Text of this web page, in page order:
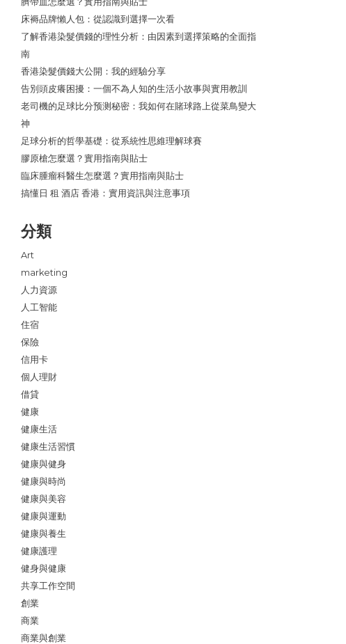
床褥品牌懶人包：從認識到選擇一次看
了解香港染髮價錢的理性分析：由因素到選擇策略的全面指
南
香港染髮價錢大公開：我的經驗分享
告別頭皮癢困擾：一個不為人知的生活小故事與實用教訓
老司機的足球比分预测秘密：我如何在賭球路上從菜鳥變大
神
足球分析的哲學基礎：從系統性思維理解球賽
膠原槍怎麼選？實用指南與貼士
臨床腫瘤科醫生怎麼選？實用指南與貼士
搞懂日 租 酒店 香港：實用資訊與注意事項
分類
Art
marketing
人力資源
人工智能
住宿
保險
信用卡
個人理財
借貸
健康
健康生活
健康生活習慣
健康與健身
健康與時尚
健康與美容
健康與運動
健康與養生
健康護理
健身與健康
共享工作空間
創業
商業
商業與創業